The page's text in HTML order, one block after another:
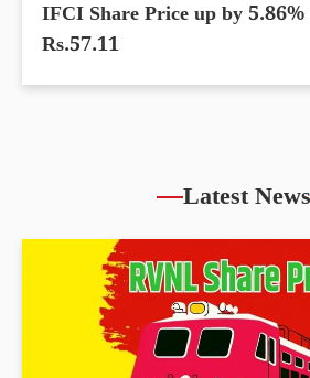
IFCI Share Price up by 5.86%
Rs.57.11
Latest News